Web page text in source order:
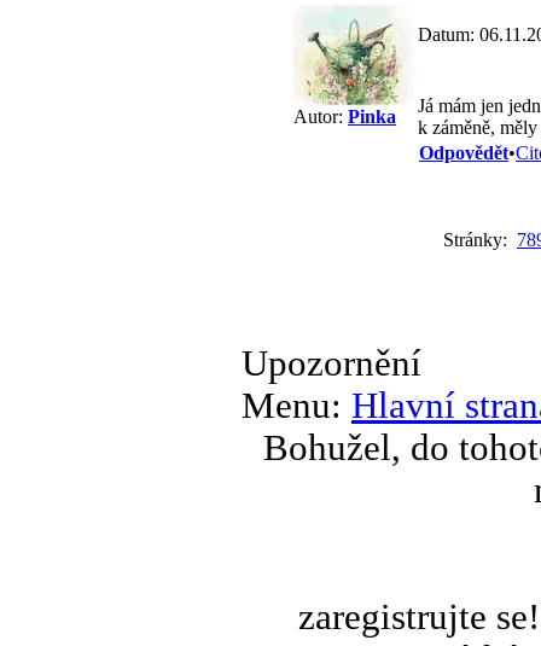
Autor: Pinka
Datum:
Já mám jen
k záměně,
Odpovědět•
Stránky: 78
Upozornění
Menu: Hlavní
Bohužel, do
zaregistrujte